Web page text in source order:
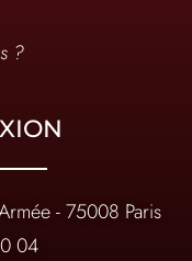
?
- 75008 Paris
04